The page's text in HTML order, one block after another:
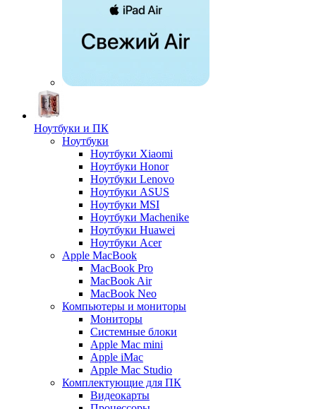
Ноутбуки и ПК
Ноутбуки
Ноутбуки Xiaomi
Ноутбуки Honor
Ноутбуки Lenovo
Ноутбуки ASUS
Ноутбуки MSI
Ноутбуки Machenike
Ноутбуки Huawei
Ноутбуки Acer
Apple MacBook
MacBook Pro
MacBook Air
MacBook Neo
Компьютеры и мониторы
Мониторы
Системные блоки
Apple Mac mini
Apple iMac
Apple Mac Studio
Комплектующие для ПК
Видеокарты